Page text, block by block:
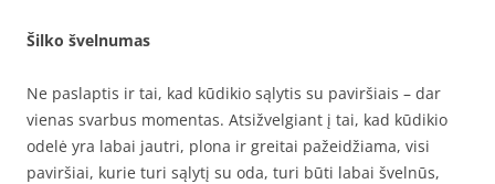
Šilko švelnumas
Ne paslaptis ir tai, kad kūdikio sąlytis su paviršiais – dar
vienas svarbus momentas. Atsižvelgiant į tai, kad kūdikio
odelė yra labai jautri, plona ir greitai pažeidžiama, visi
paviršiai, kurie turi sąlytį su oda, turi būti labai švelnūs,